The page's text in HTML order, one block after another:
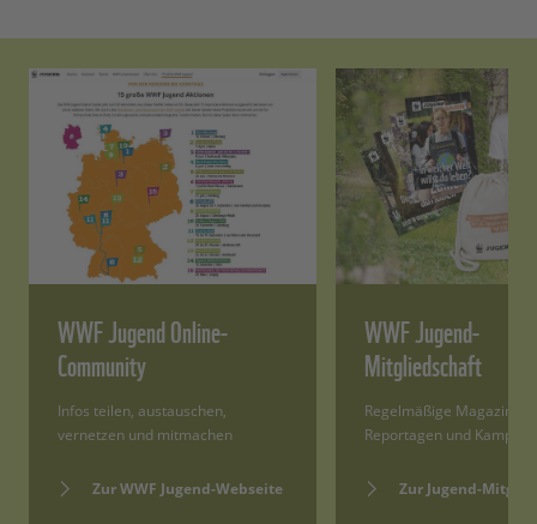
WWF Jugend Online-
Community
Infos teilen, austauschen,
vernetzen und mitmachen
Zur WWF Jugend-Webseite
WWF Jugend-
Mitgliedschaft
Regelmäßige Magazine,
Reportagen und
Zur Jugend-